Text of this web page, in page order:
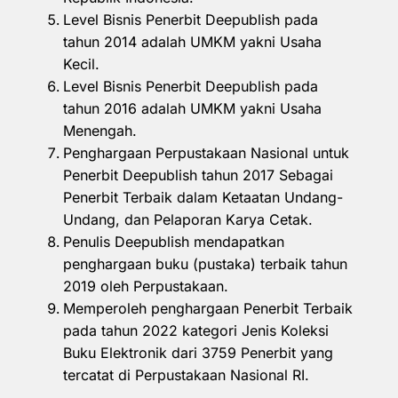
Level Bisnis Penerbit Deepublish pada
tahun 2014 adalah UMKM yakni Usaha
Kecil.
Level Bisnis Penerbit Deepublish pada
tahun 2016 adalah UMKM yakni Usaha
Menengah.
Penghargaan Perpustakaan Nasional untuk
Penerbit Deepublish tahun 2017 Sebagai
Penerbit Terbaik dalam Ketaatan Undang-
Undang, dan Pelaporan Karya Cetak.
Penulis Deepublish mendapatkan
penghargaan buku (pustaka) terbaik tahun
2019 oleh Perpustakaan.
Memperoleh penghargaan Penerbit Terbaik
pada tahun 2022 kategori Jenis Koleksi
Buku Elektronik dari 3759 Penerbit yang
tercatat di Perpustakaan Nasional RI.